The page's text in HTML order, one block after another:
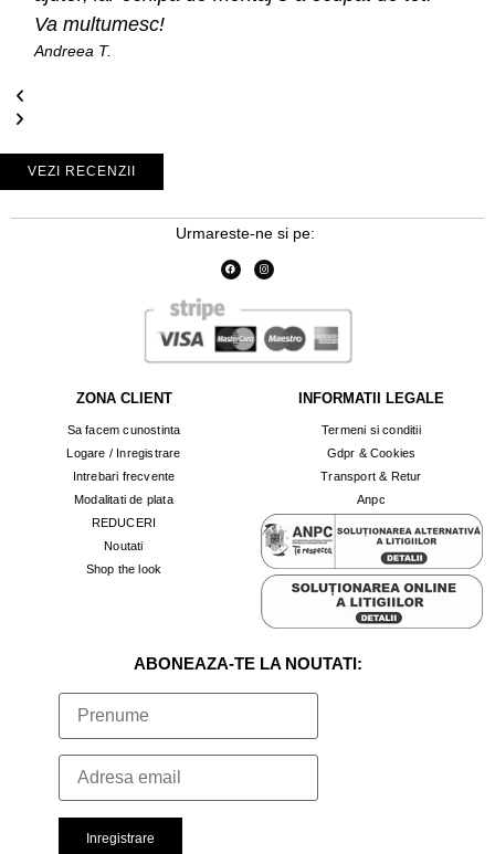
Va multumesc!
Andreea T.
VEZI RECENZII
Urmareste-ne si pe:
ZONA CLIENT
Sa facem cunostinta
Logare / Inregistrare
Intrebari frecvente
Modalitati de plata
REDUCERI
Noutati
Shop the look
INFORMATII LEGALE
Termeni si conditii
Gdpr & Cookies
Transport & Retur
Anpc
ABONEAZA-TE LA NOUTATI: